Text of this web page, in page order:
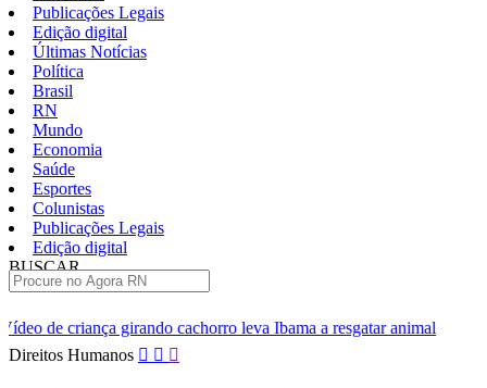
Publicações Legais
Edição digital
Últimas Notícias
Política
Brasil
RN
Mundo
Economia
Saúde
Esportes
Colunistas
Publicações Legais
Edição digital
BUSCAR
cachorro leva Ibama a resgatar animal
[VÍDEO] Professores
Pular
Direitos Humanos